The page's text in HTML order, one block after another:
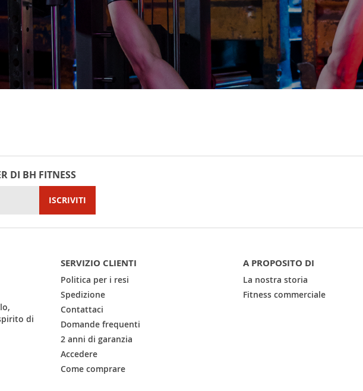
DI BH FITNESS
ISCRIVITI
di
SERVIZIO CLIENTI
Politica per i resi
Spedizione
Contattaci
Domande frequenti
2 anni di garanzia
Accedere
Come comprare
A PROPOSITO DI
La nostra storia
Fitness commerciale